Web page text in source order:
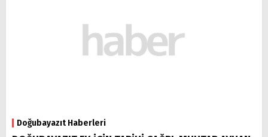
Doğubayazıt Haberleri